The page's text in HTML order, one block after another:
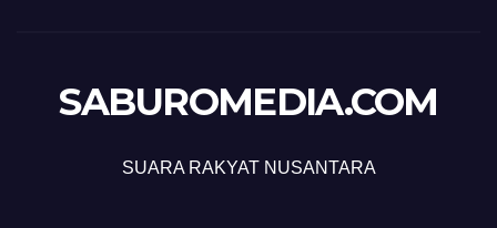
SABUROMEDIA.COM
SUARA RAKYAT NUSANTARA